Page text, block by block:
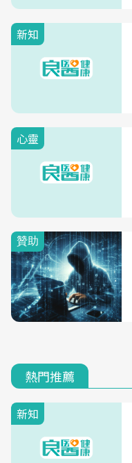
新知
心靈
熱門推薦
新知